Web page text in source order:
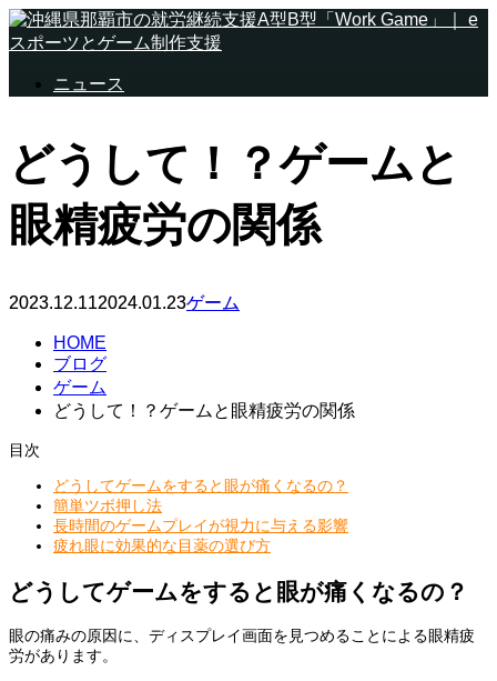
ニュース
どうして！？ゲームと
眼精疲労の関係
2023.12.112024.01.23ゲーム
HOME
ブログ
ゲーム
どうして！？ゲームと眼精疲労の関係
目次
どうしてゲームをすると眼が痛くなるの？
簡単ツボ押し法
長時間のゲームプレイが視力に与える影響
疲れ眼に効果的な目薬の選び方
どうしてゲームをすると眼が痛くなるの？
眼の痛みの原因に、ディスプレイ画面を見つめることによる眼精疲
労があります。